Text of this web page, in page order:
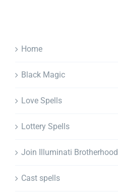
Home
Black Magic
Love Spells
Lottery Spells
Join Illuminati Brotherhood
Cast spells